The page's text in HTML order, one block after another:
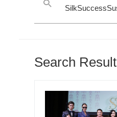
Search Result